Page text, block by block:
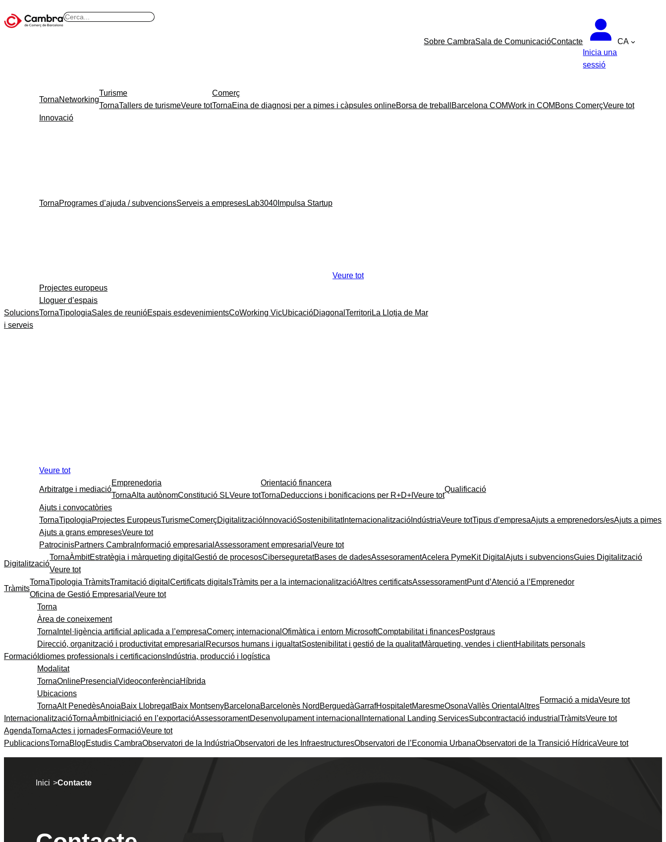
al
B
Sobre CambraSala de ComunicacióContacte
Inicia una
sessió
CA
Solucions
i serveis
TornaNetworking
Turisme
TornaTallers de turismeVeure tot
Comerç
TornaEina de diagnosi per a pimes i càpsules onlineBorsa de treball Barcelona COMWork in COM Bons ComerçVeure tot
Innovació
TornaProgrames d’ajuda / subvencionsServeis a empresesLab3040 Impulsa Startup
Veure tot
Projectes europeus
Lloguer d’espais
TornaTipologiaSales de reunióEspais esdevenimientsCoWorking VicUbicacióDiagonal TerritoriLa Llotja de Mar
Veure tot
Arbitratge i mediació
Emprenedoria
TornaAlta autònomConstitució SLVeure tot
Orientació financera
TornaDeduccions i bonificacions per R+D+I Veure tot
Qualificació
Ajuts i convocatòries
TornaTipologiaProjectes EuropeusTurismeComerçDigitalització InnovacióSostenibilitatInternacionalització IndústriaVeure totTipus d’empresaAjuts a emprenedors/esAjuts a pimes
Ajuts a grans empresesVeure tot
PatrocinisPartners Cambra Informació empresarial Assessorament empresarial Veure tot
Digitalització
TornaÀmbitEstratègia i màrqueting digital Gestió de procesosCiberseguretatBases de dadesAssesoramentAcelera PymeKit Digital Ajuts i subvencionsGuies Digitalització
Veure tot
Tràmits
TornaTipologia TràmitsTramitació digital Certificats digitalsTràmits per a la internacionalitzacióAltres certificatsAssessoramentPunt d’Atenció a l’Emprenedor
Oficina de Gestió Empresarial Veure tot
Formació
Torna
Àrea de coneixement
Torna Intel·ligència artificial aplicada a l’empresaComerç internacional Ofimàtica i entorn MicrosoftComptabilitat i financesPostgraus
Direcció, organització i productivitat empresarial Recursos humans i igualtatSostenibilitat i gestió de la qualitatMàrqueting, vendes i clientHabilitats personals
Idiomes professionals i certificacions Indústria, producció i logística
Modalitat
TornaOnlinePresencial VideoconferènciaHíbrida
Ubicacions
TornaAlt PenedèsAnoiaBaix LlobregatBaix MontsenyBarcelonaBarcelonès Nord BerguedàGarrafHospitaletMaresmeOsonaVallès Oriental Altres
Formació a midaVeure tot
InternacionalitzacióTornaÀmbitIniciació en l’exportacióAssessoramentDesenvolupament internacional International Landing ServicesSubcontractació industrial TràmitsVeure tot
AgendaTornaActes i jornadesFormacióVeure tot
PublicacionsTornaBlogEstudis CambraObservatori de la IndústriaObservatori de les InfraestructuresObservatori de l’Economia UrbanaObservatori de la Transició HídricaVeure tot
Inici >Contacte